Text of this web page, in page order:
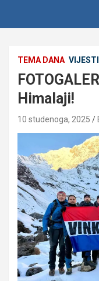
TEMA DANA VIJESTI
Himalaji!
10 studenoga, 2025